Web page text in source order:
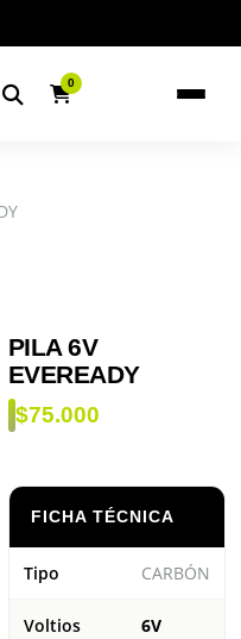
0
PILA 6V
EVEREADY
$75.000
FICHA TÉCNICA
Tipo CARBÓN
Voltios 6V